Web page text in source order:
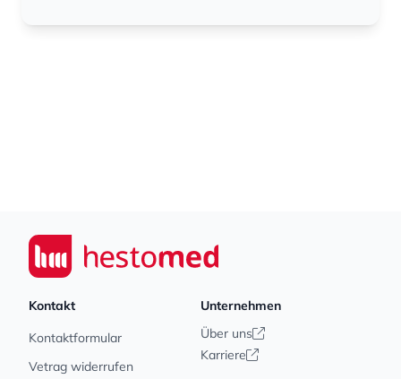
Seiwert GmbH
Kontakt
Kontaktformular
Vetrag widerrufen
Unternehmen
Über uns
Karriere